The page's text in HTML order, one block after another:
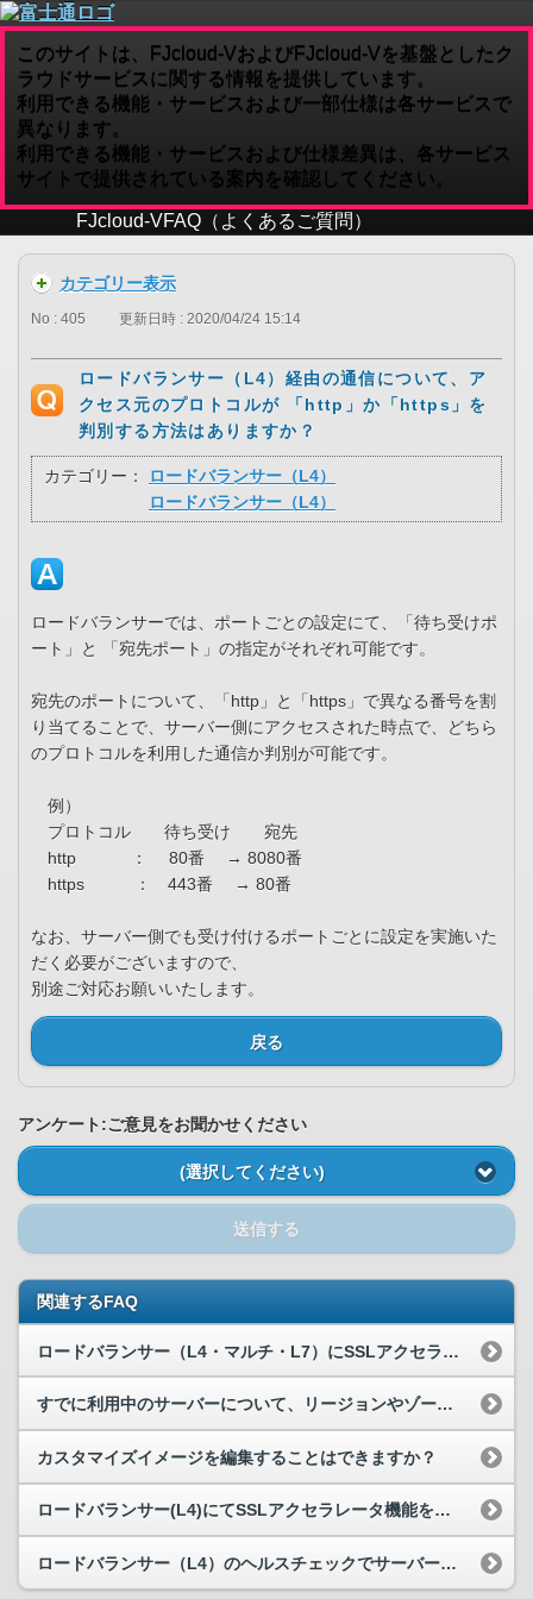
このサイトは、FJcloud-VおよびFJcloud-Vを基盤としたク
ラウドサービスに関する情報を提供しています。
利用できる機能・サービスおよび一部仕様は各サービスで
異なります。
利用できる機能・サービスおよび仕様差異は、各サービス
サイトで提供されている案内を確認してください。
FJcloud-VFAQ（よくあるご質問）
カテゴリー表示
No : 405 更新日時 : 2020/04/24 15:14
ロードバランサー（L4）経由の通信について、ア
クセス元のプロトコルが 「http」か「https」を
判別する方法はありますか？
カテゴリー：
ロードバランサー（L4）
ロードバランサー（L4）
ロードバランサーでは、ポートごとの設定にて、「待ち受けポ
ート」と 「宛先ポート」の指定がそれぞれ可能です。
宛先のポートについて、「http」と「https」で異なる番号を割
り当てることで、サーバー側にアクセスされた時点で、どちら
のプロトコルを利用した通信か判別が可能です。
例）
プロトコル 待ち受け 宛先
http ： 80番 → 8080番
https ： 443番 → 80番
なお、サーバー側でも受け付けるポートごとに設定を実施いた
だく必要がございますので、
別途ご対応お願いいたします。
戻る
アンケート:ご意見をお聞かせください
(選択してください)
送信する
関連するFAQ
ロードバランサー（L4・マルチ・L7）にSSLアクセラレータオプションを設定したところサイトにアクセスできなくなりました。
すでに利用中のサーバーについて、リージョンやゾーンの変更は可能ですか？
カスタマイズイメージを編集することはできますか？
ロードバランサー(L4)にてSSLアクセラレータ機能を利用時も宛先ポートの指定は可能ですか？
ロードバランサー（L4）のヘルスチェックでサーバー異常と判断された場合はどうなりますか？